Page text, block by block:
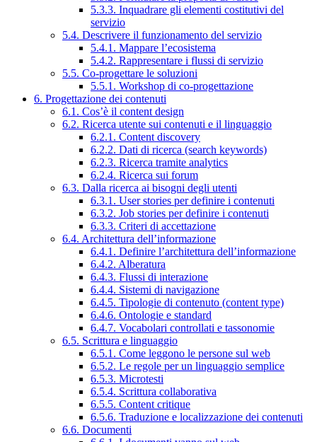
5.3.3. Inquadrare gli elementi costitutivi del
servizio
5.4. Descrivere il funzionamento del servizio
5.4.1. Mappare l’ecosistema
5.4.2. Rappresentare i flussi di servizio
5.5. Co-progettare le soluzioni
5.5.1. Workshop di co-progettazione
6. Progettazione dei contenuti
6.1. Cos’è il content design
6.2. Ricerca utente sui contenuti e il linguaggio
6.2.1. Content discovery
6.2.2. Dati di ricerca (search keywords)
6.2.3. Ricerca tramite analytics
6.2.4. Ricerca sui forum
6.3. Dalla ricerca ai bisogni degli utenti
6.3.1. User stories per definire i contenuti
6.3.2. Job stories per definire i contenuti
6.3.3. Criteri di accettazione
6.4. Architettura dell’informazione
6.4.1. Definire l’architettura dell’informazione
6.4.2. Alberatura
6.4.3. Flussi di interazione
6.4.4. Sistemi di navigazione
6.4.5. Tipologie di contenuto (content type)
6.4.6. Ontologie e standard
6.4.7. Vocabolari controllati e tassonomie
6.5. Scrittura e linguaggio
6.5.1. Come leggono le persone sul web
6.5.2. Le regole per un linguaggio semplice
6.5.3. Microtesti
6.5.4. Scrittura collaborativa
6.5.5. Content critique
6.5.6. Traduzione e localizzazione dei contenuti
6.6. Documenti